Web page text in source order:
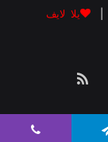
يلا لايف
واتساب
الموقع